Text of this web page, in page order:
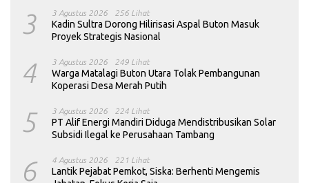
3 3 Agustus 2026 256 Lihat
Kadin Sultra Dorong Hilirisasi Aspal Buton Masuk
Proyek Strategis Nasional
4 3 Agustus 2026 249 Lihat
Warga Matalagi Buton Utara Tolak Pembangunan
Koperasi Desa Merah Putih
5 3 Agustus 2026 224 Lihat
PT Alif Energi Mandiri Diduga Mendistribusikan Solar
Subsidi Ilegal ke Perusahaan Tambang
6 4 Agustus 2026 221 Lihat
Lantik Pejabat Pemkot, Siska: Berhenti Mengemis